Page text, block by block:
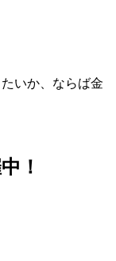
いか、ならば金
！